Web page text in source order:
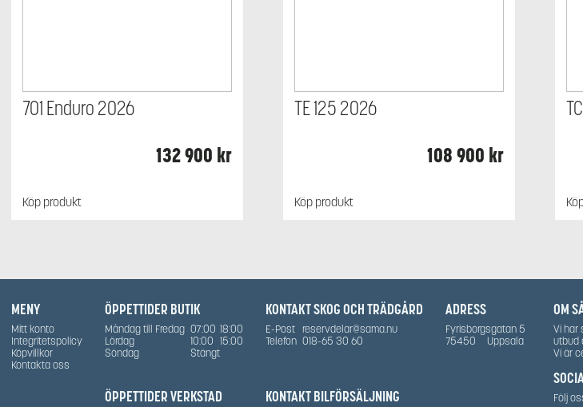
701 Enduro 2026
132 900 kr
Köp produkt
TE 125 2026
108 900 kr
Köp produkt
MENY
Mitt konto
Integritetspolicy
Köpvillkor
Kontakta oss
ÖPPETTIDER BUTIK
Måndag till Fredag 07:00 18:00
Lördag
10:00 15:00
Söndag
Stängt
ÖPPETTIDER VERKSTAD
ADRESS
Fyrisborgsgatan 5
75450
Uppsala
KONTAKT SKOG OCH TRÄDGÅRD
E-Post reservdelar@sama.nu
Telefon 018-65 30 60
KONTAKT BILFÖRSÄLJNING
OM
Vi har
utbud
Vi är
Följ